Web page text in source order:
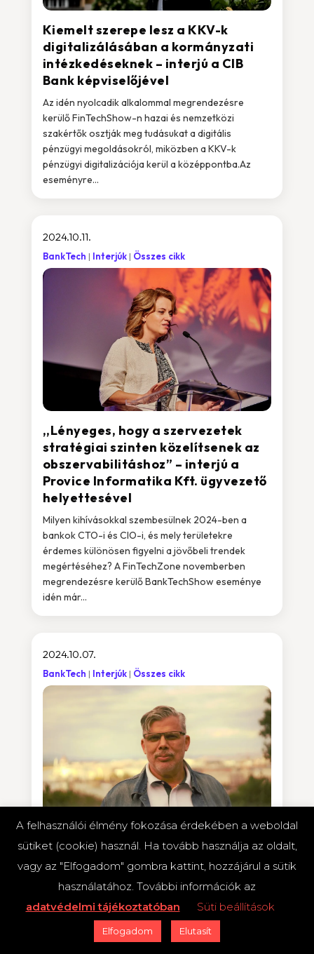
Kiemelt szerepe lesz a KKV-k
digitalizálásában a kormányzati
intézkedéseknek – interjú a CIB
Bank képviselőjével
Az idén nyolcadik alkalommal megrendezésre
kerülő FinTechShow-n hazai és nemzetközi
szakértők osztják meg tudásukat a digitális
pénzügyi megoldásokról, miközben a KKV-k
pénzügyi digitalizációja kerül a középpontba.Az
eseményre...
,,Lényeges, hogy a szervezetek
stratégiai szinten közelítsenek az
obszervabilitáshoz” – interjú a
Provice Informatika Kft. ügyvezető
helyettesével
2024.10.11.
BankTech Interjúk Összes cikk
Milyen kihívásokkal szembesülnek 2024-ben a
bankok CTO-i és CIO-i, és mely területekre
érdemes különösen figyelni a jövőbeli trendek
megértéséhez? A FinTechZone novemberben
megrendezésre kerülő BankTechShow eseménye
idén már...
Döntés előtt áll a bankszektor:
teljes felhő vagy hibrid modell? –
interjú a TC2 társalapítójával
2024.10.07.
BankTech Interjúk Összes cikk
2024-ben a banki CTO-k és CIO-k előtt számos
kihívás áll, és kulcsfontosságú, hogy figyelmet
fordítsanak a legfontosabb területekre, amelyek
A felhasználói élmény fokozása érdekében a weboldal
sütiket (cookie) használ. Ha tovább használja az oldalt,
vagy az "Elfogadom" gombra kattint, hozzájárul a sütik
használatához. További információk az
adatvédelmi tájékoztatóban
Süti beállítások
Elfogadom Elutasít